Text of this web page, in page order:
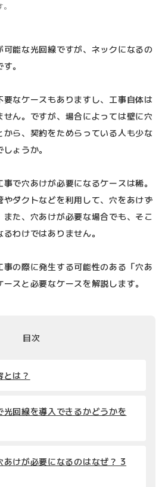
能な光回線ですが、ネックになるの
。
なケースもありますし、工事自体は
ん。ですが、場合によっては壁に穴
から、契約をためらっている人も少な
ょうか。
で穴あけが必要になるケースは稀。
ダクトなどを利用して、穴をあけず
た、穴あけが必要な場合でも、そこ
わけではありません。
の際に発生する可能性のある「穴あ
スと必要なケースを解説します。
目次
とは？
光回線を導入できるかどうかを
あけが必要になるのはなぜ？ 3